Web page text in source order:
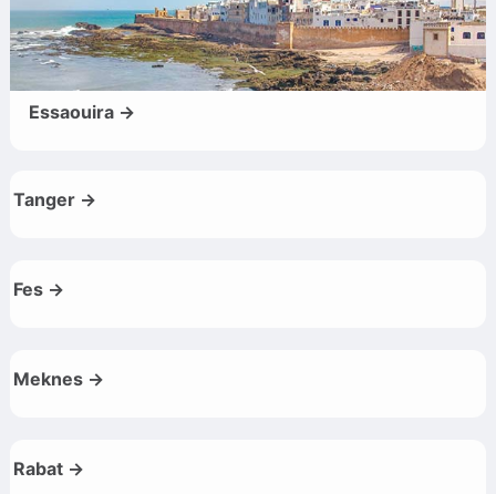
Essaouira →
Tanger →
Fes →
Meknes →
Rabat →